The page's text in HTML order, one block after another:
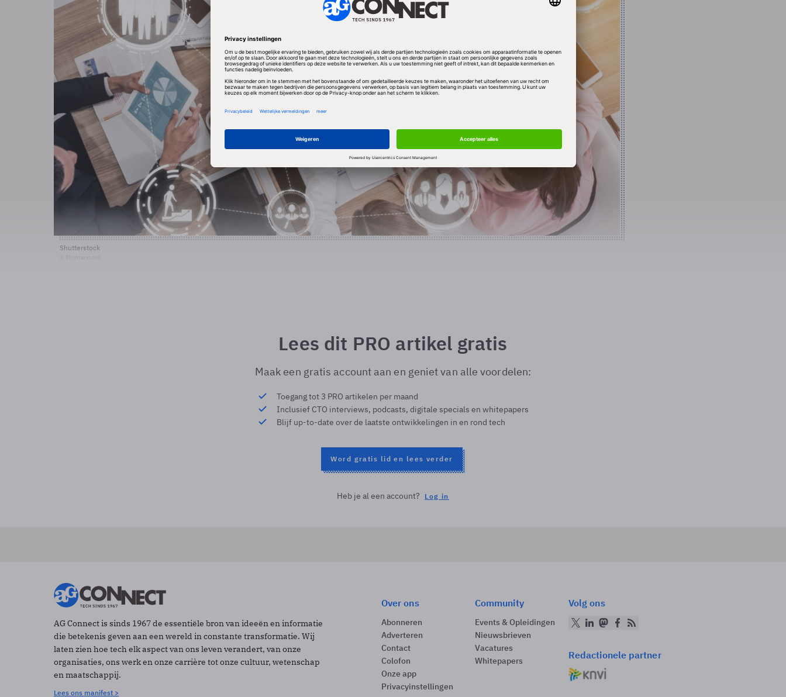
Shutterstock
Lees dit PRO artikel gratis
Maak een gratis account aan en geniet van alle voordelen:
Toegang tot 3 PRO artikelen per maand
Inclusief CTO interviews, podcasts, digitale specials en whitepapers
Blijf up-to-date over de laatste ontwikkelingen in en rond tech
Word gratis lid en lees verder
Heb je al een account? Log in
AG Connect is sinds 1967 de essentiële bron van ideeën en informatie
die betekenis geven aan een wereld in constante transformatie. Wij
laten zien hoe tech elk aspect van ons leven verandert, van onze
organisaties, ons werk en onze carrière tot onze cultuur, wetenschap
en maatschappij.
Lees ons manifest >
Over ons
Abonneren
Adverteren
Contact
Colofon
Onze app
Privacyinstellingen
Community
Events & Opleidingen
Nieuwsbrieven
Vacatures
Whitepapers
Volg ons
Redactionele partner